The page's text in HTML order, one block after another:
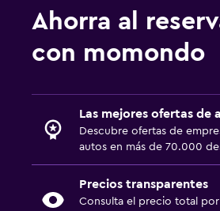
Ahorra al
con momondo
Las mejores ofertas de
Descubre ofertas de
autos en más de 70.000
Precios transparentes
Consulta el precio total